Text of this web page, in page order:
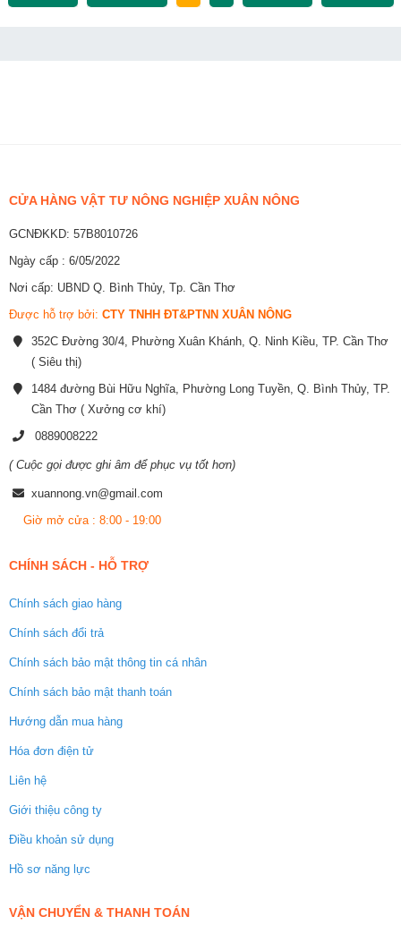
CỬA HÀNG VẬT TƯ NÔNG NGHIỆP XUÂN NÔNG
GCNĐKKD: 57B8010726
Ngày cấp : 6/05/2022
Nơi cấp: UBND Q. Bình Thủy, Tp. Cần Thơ
Được hỗ trợ bởi: CTY TNHH ĐT&PTNN XUÂN NÔNG
352C Đường 30/4, Phường Xuân Khánh, Q. Ninh Kiều, TP. Cần Thơ
( Siêu thị)
1484 đường Bùi Hữu Nghĩa, Phường Long Tuyền, Q. Bình Thủy, TP.
Cần Thơ ( Xưởng cơ khí)
0889008222
( Cuộc gọi được ghi âm để phục vụ tốt hơn)
xuannong.vn@gmail.com
Giờ mở cửa : 8:00 - 19:00
CHÍNH SÁCH - HỖ TRỢ
Chính sách giao hàng
Chính sách đổi trả
Chính sách bảo mật thông tin cá nhân
Chính sách bảo mật thanh toán
Hướng dẫn mua hàng
Hóa đơn điện tử
Liên hệ
Giới thiệu công ty
Điều khoản sử dụng
Hồ sơ năng lực
VẬN CHUYỂN & THANH TOÁN